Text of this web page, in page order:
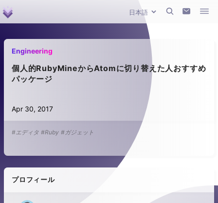
Engineering
個人的RubyMineからAtomに切り替えた人おすすめ
パッケージ
Apr 30, 2017
#エディタ #Ruby #ガジェット
プロフィール